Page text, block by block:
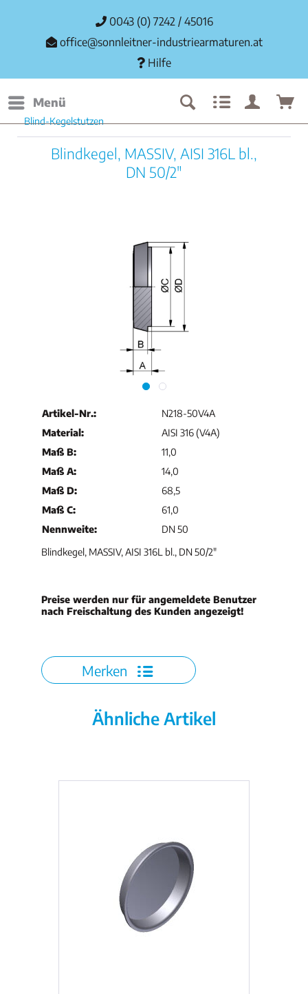
0043 (0) 7242 / 45016
office@sonnleitner-industriearmaturen.at
Hilfe
Menü
Blind-Kegelstutzen
Blindkegel, MASSIV, AISI 316L bl.,
DN 50/2"
Artikel-Nr.:
N218-50V4A
Material:
AISI 316 (V4A)
Maß B:
11,0
Maß A:
14,0
Maß D:
68,5
Maß C:
61,0
Nennweite:
DN 50
Blindkegel, MASSIV, AISI 316L bl., DN 50/2"
Preise werden nur für angemeldete Benutzer
nach Freischaltung des Kunden angezeigt!
Merken
Ähnliche Artikel